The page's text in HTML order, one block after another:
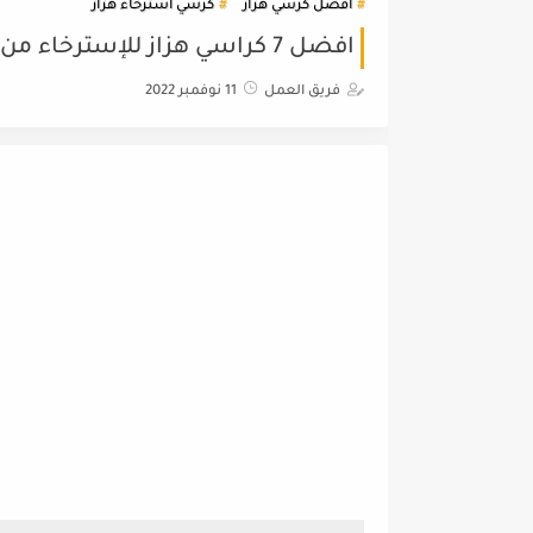
افضل كرسي هزاز كرسي استرخاء هزاز
افضل 7 كراسي هزاز للإسترخاء من ماركات عالمية مع بداية عام 2023
فريق العمل 11 نوفمبر 2022